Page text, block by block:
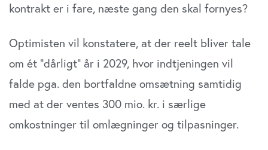
kontrakt er i fare, næste gang den skal fornyes?
Optimisten vil konstatere, at der reelt bliver tale
om ét ”dårligt” år i 2029, hvor indtjeningen vil
falde pga. den bortfaldne omsætning samtidig
med at der ventes 300 mio. kr. i særlige
omkostninger til omlægninger og tilpasninger.